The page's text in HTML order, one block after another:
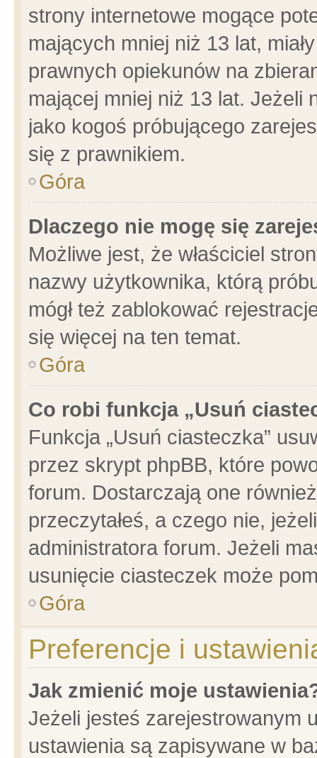
strony internetowe mogące
mających mniej niż 13 lat,
prawnych opiekunów na
mającej mniej niż 13 lat. Jeżeli
jako kogoś próbującego
się z prawnikiem.
Góra
Dlaczego nie mogę się
Możliwe jest, że właściciel
nazwy użytkownika, którą
mógł też zablokować
się więcej na ten temat.
Góra
Co robi funkcja „Usuń
Funkcja „Usuń ciasteczka”
przez skrypt phpBB, które
forum. Dostarczają one
przeczytałeś, a czego nie,
administratora forum. Jeżeli
usunięcie ciasteczek może
Góra
Preferencje i
Jak zmienić moje
Jeżeli jesteś zarejestrowanym
ustawienia są zapisywane w